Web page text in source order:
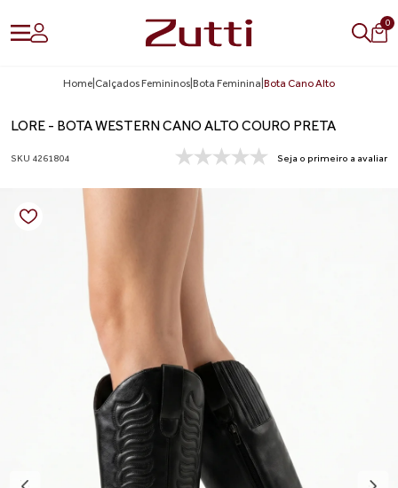
0
Home Calçados Femininos Bota Feminina Bota Cano Alto
LORE - BOTA WESTERN CANO ALTO COURO PRETA
SKU 4261804 Seja o primeiro a avaliar